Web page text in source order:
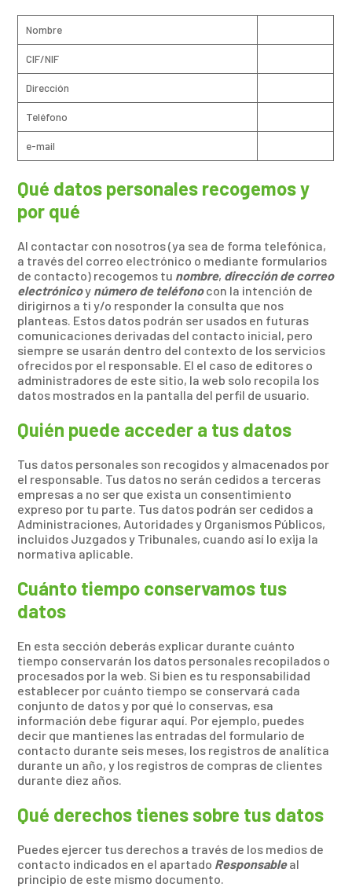
Nombre
CIF/NIF
Dirección
Teléfono
e-mail
Qué datos personales recogemos y
por qué
Al contactar con nosotros (ya sea de forma telefónica,
a través del correo electrónico o mediante formularios
de contacto) recogemos tu nombre, dirección de correo
electrónicoy número de teléfonocon la intención de
dirigirnos a ti y/o responder la consulta que nos
planteas. Estos datos podrán ser usados en futuras
comunicaciones derivadas del contacto inicial, pero
siempre se usarán dentro del contexto de los servicios
ofrecidos por el responsable. El el caso de editores o
administradores de este sitio, la web solo recopila los
datos mostrados en la pantalla del perfil de usuario.
Quién puede acceder a tus datos
Tus datos personales son recogidos y almacenados por
el responsable. Tus datos no serán cedidos a terceras
empresas a no ser que exista un consentimiento
expreso por tu parte. Tus datos podrán ser cedidos a
Administraciones, Autoridades y Organismos Públicos,
incluidos Juzgados y Tribunales, cuando así lo exija la
normativa aplicable.
Cuánto tiempo conservamos tus
datos
En esta sección deberás explicar durante cuánto
tiempo conservarán los datos personales recopilados o
procesados por la web. Si bien es tu responsabilidad
establecer por cuánto tiempo se conservará cada
conjunto de datos y por qué lo conservas, esa
información debe figurar aquí. Por ejemplo, puedes
decir que mantienes las entradas del formulario de
contacto durante seis meses, los registros de analítica
durante un año, y los registros de compras de clientes
durante diez años.
Qué derechos tienes sobre tus datos
Puedes ejercer tus derechos a través de los medios de
contacto indicados en el apartado Responsableal
principio de este mismo documento.